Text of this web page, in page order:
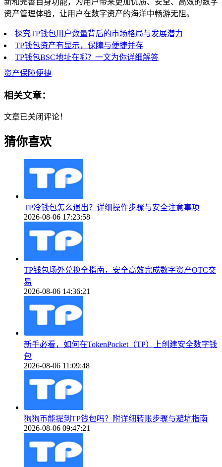
资产管理体验，让用户在数字资产的海洋中畅游无阻。
探究TP钱包用户数量背后的市场格局与发展潜力
TP钱包资产有显示，保障与便捷并存
TP钱包BSC地址在哪？一文为你详细解答
资产保障便捷
相关文章：
文章已关闭评论！
猜你喜欢
TP冷钱包怎么退出？详细操作步骤与安全注意事项
2026-08-06 17:23:58
TP钱包场外兑换全指南，安全高效完成数字资产OTC交
易
2026-08-06 14:36:21
新手必看，如何在TokenPocket（TP）上创建安全数字钱
包
2026-08-06 11:09:48
狗狗币能提到TP钱包吗？附详细转账步骤与避坑指南
2026-08-06 09:47:21